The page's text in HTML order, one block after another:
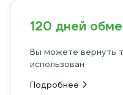
120 дней
Вы можете вернуть
использован
Подробнее